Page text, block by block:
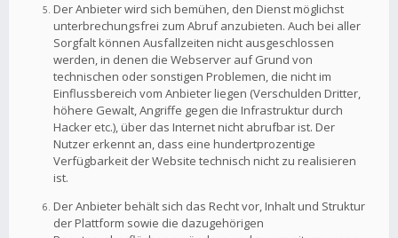
Der Anbieter wird sich bemühen, den Dienst möglichst
unterbrechungsfrei zum Abruf anzubieten. Auch bei aller
Sorgfalt können Ausfallzeiten nicht ausgeschlossen
werden, in denen die Webserver auf Grund von
technischen oder sonstigen Problemen, die nicht im
Einflussbereich vom Anbieter liegen (Verschulden Dritter,
höhere Gewalt, Angriffe gegen die Infrastruktur durch
Hacker etc.), über das Internet nicht abrufbar ist. Der
Nutzer erkennt an, dass eine hundertprozentige
Verfügbarkeit der Website technisch nicht zu realisieren
ist.
Der Anbieter behält sich das Recht vor, Inhalt und Struktur
der Plattform sowie die dazugehörigen